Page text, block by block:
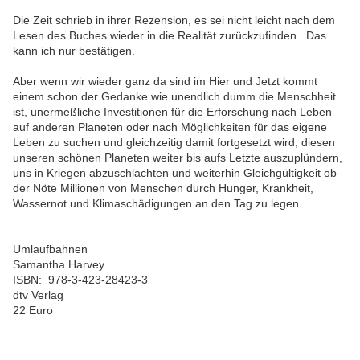
Die Zeit schrieb in ihrer Rezension, es sei nicht leicht nach dem
Lesen des Buches wieder in die Realität zurückzufinden. Das
kann ich nur bestätigen.
Aber wenn wir wieder ganz da sind im Hier und Jetzt kommt
einem schon der Gedanke wie unendlich dumm die Menschheit
ist, unermeßliche Investitionen für die Erforschung nach Leben
auf anderen Planeten oder nach Möglichkeiten für das eigene
Leben zu suchen und gleichzeitig damit fortgesetzt wird, diesen
unseren schönen Planeten weiter bis aufs Letzte auszuplündern,
uns in Kriegen abzuschlachten und weiterhin Gleichgültigkeit ob
der Nöte Millionen von Menschen durch Hunger, Krankheit,
Wassernot und Klimaschädigungen an den Tag zu legen.
Umlaufbahnen
Samantha Harvey
ISBN: 978-3-423-28423-3
dtv Verlag
22 Euro